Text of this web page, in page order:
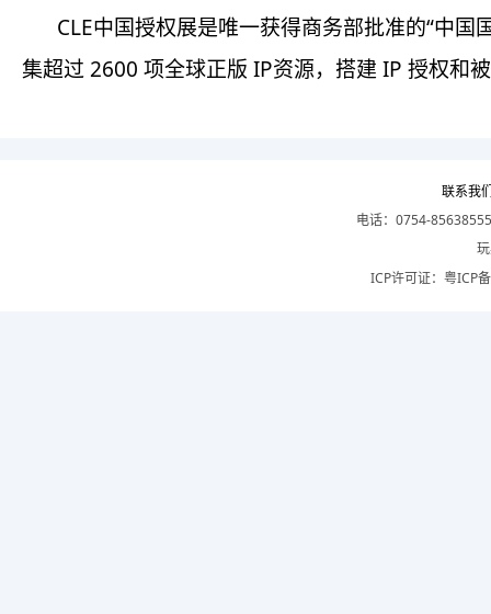
CLE中国授权展是唯一获得商务部批准的“中
集超过 2600 项全球正版 IP资源，搭建 IP 授权和
联系我
电话：0754-
ICP许可证： 粤ICP